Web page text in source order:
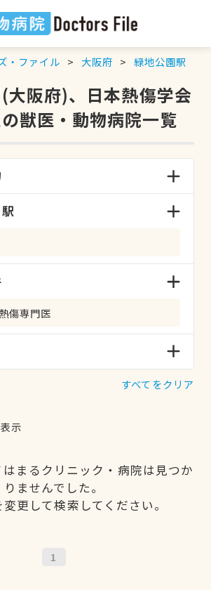
・ファイル 大阪府 緑地公園駅
大阪府)、日本熱傷学会
獣医・動物病院一覧
傷専門医
すべてをクリア
示
まるクリニック・病院は見つか
りませんでした。
更して検索してください。
1